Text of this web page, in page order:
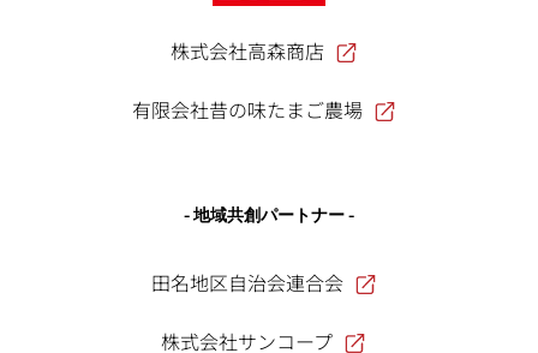
株式会社高森商店
有限会社昔の味たまご農場
- 地域共創パートナー -
田名地区自治会連合会
株式会社サンコープ